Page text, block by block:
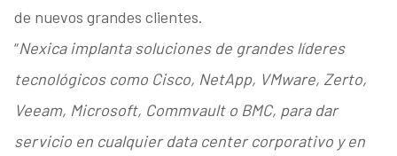
de nuevos grandes clientes.
“Nexica implanta soluciones de grandes líderes
tecnológicos como Cisco, NetApp, VMware, Zerto,
Veeam, Microsoft, Commvault o BMC, para dar
servicio en cualquier data center corporativo y en